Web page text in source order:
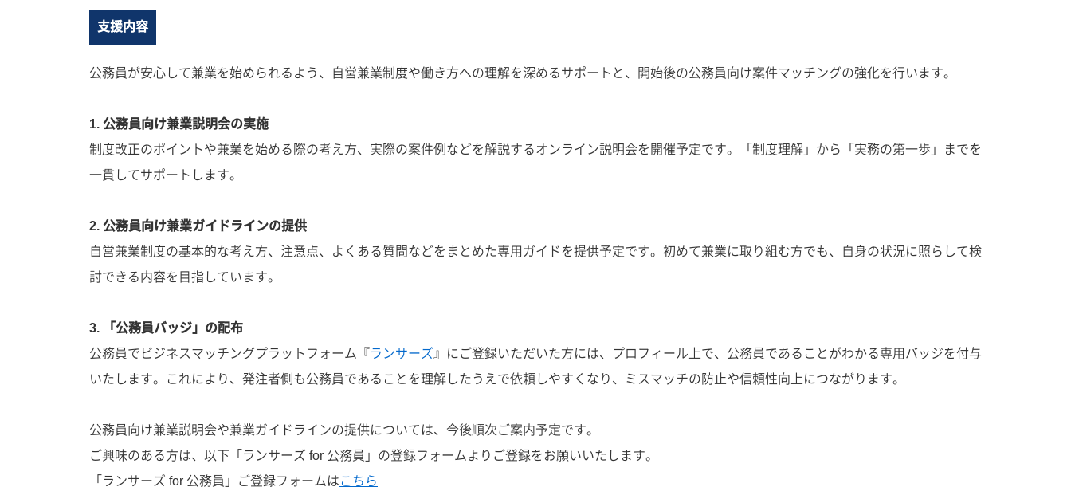
支援内容
公務員が安心して兼業を始められるよう、自営兼業制度や働き方への理解を深めるサポートと、開始後の公務員向け案件マッチングの強化を行います。
1. 公務員向け兼業説明会の実施
制度改正のポイントや兼業を始める際の考え方、実際の案件例などを解説するオンライン説明会を開催予定です。「制度理解」から「実務の第一歩」までを
一貫してサポートします。
2. 公務員向け兼業ガイドラインの提供
自営兼業制度の基本的な考え方、注意点、よくある質問などをまとめた専用ガイドを提供予定です。初めて兼業に取り組む方でも、自身の状況に照らして検
討できる内容を目指しています。
3. 「公務員バッジ」の配布
公務員でビジネスマッチングプラットフォーム『ランサーズ 』にご登録いただいた方には、プロフィール上で、公務員であることがわかる専用バッジを付与
いたします。これにより、発注者側も公務員であることを理解したうえで依頼しやすくなり、ミスマッチの防止や信頼性向上につながります。
公務員向け兼業説明会や兼業ガイドラインの提供については、今後順次ご案内予定です。
ご興味のある方は、以下「ランサーズ for 公務員」の登録フォームよりご登録をお願いいたします。
「ランサーズ for 公務員」ご登録フォームは こちら